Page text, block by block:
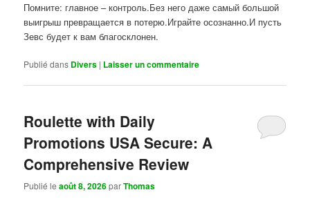
Помните: главное – контроль.Без него даже самый большой
выигрыш превращается в потерю.Играйте осознанно.И пусть
Зевс будет к вам благосклонен.
Publié dans Divers | Laisser un commentaire
Roulette with Daily
Promotions USA Secure: A
Comprehensive Review
Publié leaoût 8, 2026parThomas